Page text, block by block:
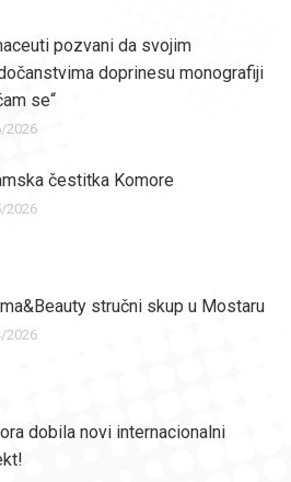
pozvani da svojim
doprinesu monografiji
se“
2026
čestitka Komore
2026
stručni skup u Mostaru
2026
dobila novi internacionalni